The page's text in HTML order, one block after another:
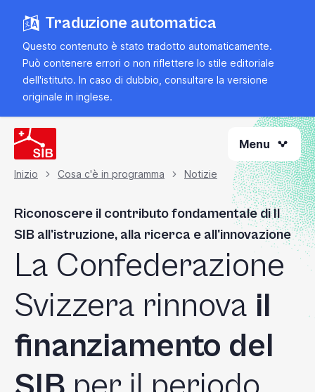
contenuto
principale
Traduzione automatica
Questo contenuto è stato tradotto automaticamente.
Può contenere errori o non riflettere lo stile editoriale
dell'istituto. In caso di dubbio, consultare la versione
originale in inglese.
Menu
Briciola
di
pane
Inizio Cosa c'è in programma Notizie
Riconoscere il contributo fondamentale di Il
SIB all'istruzione, alla ricerca e all'innovazione
La Confederazione
Svizzera rinnova il
finanziamento del